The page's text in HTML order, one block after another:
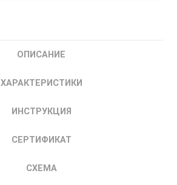
ОПИСАНИЕ
ХАРАКТЕРИСТИКИ
ИНСТРУКЦИЯ
СЕРТИФИКАТ
СХЕМА